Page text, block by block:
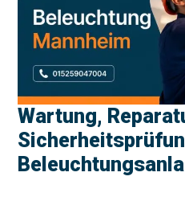
Wartung,